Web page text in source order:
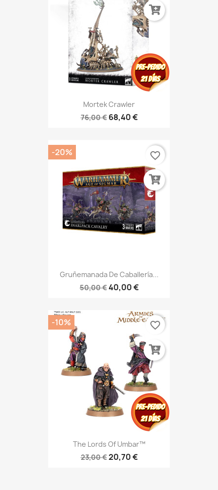
Mortek Crawler
76,00 € 68,40 €
Gruñemanada De Caballería...
50,00 €40,00 €
-20% favorite_border
The Lords Of Umbar™
23,00 €20,70 €
-10% favorite_border